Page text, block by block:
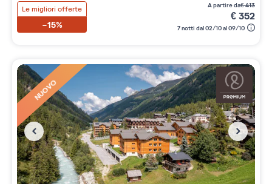
Le migliori offerte
-15%
a partire da€413
€352
7 notti dal 02/10 al 09/10
NUOVO